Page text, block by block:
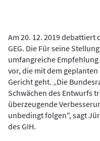
Am 20. 12. 2019
GEG. Die Für seine
umfangreiche
vor, die mit dem geplanten
Gericht geht. „Die
Schwächen des Entwurfs
überzeugende
unbedingt folgen", sagt
des GIH.